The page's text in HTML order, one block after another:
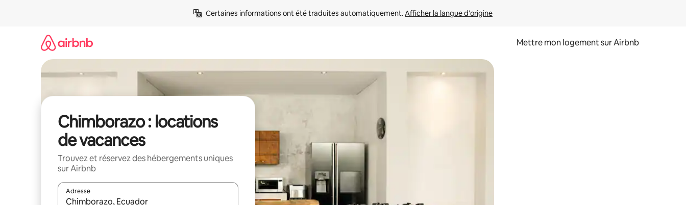
Certaines informations ont été traduites automatiquement. Afficher la langue d'origine
Mettre mon logement sur Airbnb
Chimborazo : locations
de vacances
Trouvez et réservez des hébergements uniques
sur Airbnb
Adresse
Lorsque les résultats s'affichent, utilisez les flèches vers le haut et vers le bas pour les parcourir ou en appuyant et en faisant glisser.